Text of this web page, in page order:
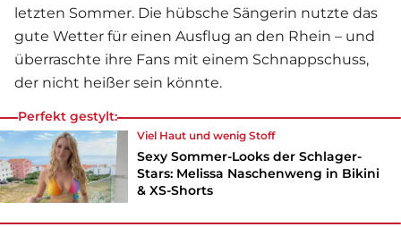
letzten Sommer. Die hübsche Sängerin nutzte das
gute Wetter für einen Ausflug an den Rhein – und
überraschte ihre Fans mit einem Schnappschuss,
der nicht heißer sein könnte.
Perfekt gestylt:
Viel Haut und wenig Stoff
Sexy Sommer-Looks der Schlager-
Stars: Melissa Naschenweng in Bikini
& XS-Shorts